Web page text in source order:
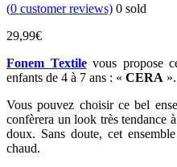
(0 customer reviews) 0 sold
29,99€
Fonem Textilevous propose
enfants de 4 à 7 ans : « CERA ».
Vous pouvez choisir ce bel
confèrera un look très tendance
doux. Sans doute, cet
chaud.